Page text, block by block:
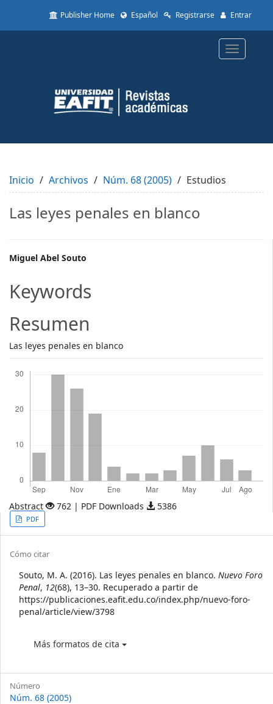
to
Content
Sidebar
Publisher Home Español Registrarse Entrar
Toggle
Inicio Archivos Núm. 68 (2005) Estudios
Las leyes penales en blanco
Main
Article
Content
Miguel Abel Souto
Keywords
Resumen
Las leyes penales en blanco
Abstract 762 | PDF Downloads 5386
Article
Sidebar
PDF
Article
Details
Cómo citar
Souto, M. A. (2016). Las leyes penales en blanco. Nuevo Foro
Penal, 12(68), 13–30. Recuperado a partir de
https://publicaciones.eafit.edu.co/index.php/nuevo-foro-
penal/article/view/3798
Más formatos de cita
Número
Núm. 68 (2005)